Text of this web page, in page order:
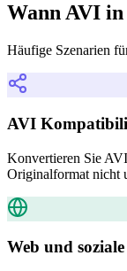
Wann AVI
Häufige Szenarien
AVI
Konvertieren Sie
Originalformat nicht
Web und